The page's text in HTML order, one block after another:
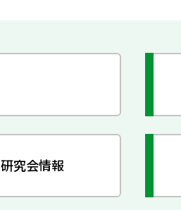
研究会情報